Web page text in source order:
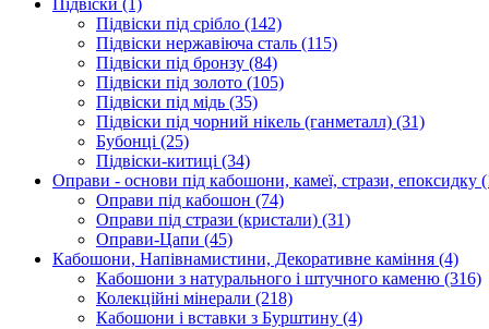
Підвіски (1)
Підвіски під срібло (142)
Підвіски нержавіюча сталь (115)
Підвіски під бронзу (84)
Підвіски під золото (105)
Підвіски під мідь (35)
Підвіски під чорний нікель (ганметалл) (31)
Бубонці (25)
Підвіски-китиці (34)
Оправи - основи під кабошони, камеї, стрази, епоксидку
Оправи під кабошон (74)
Оправи під стрази (кристали) (31)
Оправи-Цапи (45)
Кабошони, Напівнамистини, Декоративне каміння (4)
Кабошони з натурального і штучного каменю (316)
Колекційні мінерали (218)
Кабошони і вставки з Бурштину (4)